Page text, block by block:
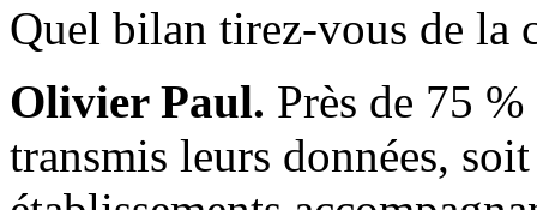
Quel bilan tirez-vous de la
Olivier Paul. Près de 75
transmis leurs données,